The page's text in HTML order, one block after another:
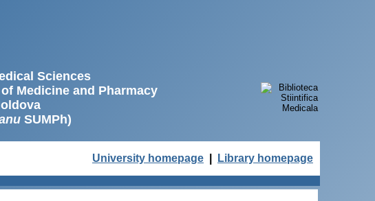
Sciences
Medicine and Pharmacy
SUMPh)
University homepage Library homepage